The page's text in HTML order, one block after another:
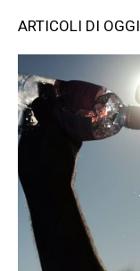
ARTICOLI DI OGGI